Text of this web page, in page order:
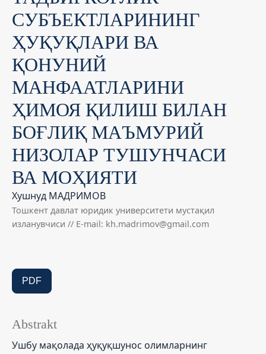
СУБЪЕКТЛАРИНИНГ
ҲУҚУҚЛАРИ ВА
ҚОНУНИЙ
МАНФААТЛАРИНИ
ҲИМОЯ ҚИЛИШ БИЛАН
БОҒЛИҚ МАЪМУРИЙ
НИЗОЛАР ТУШУНЧАСИ
ВА МОҲИЯТИ
Хушнуд МАДРИМОВ
Тошкент давлат юридик университети мустақил
изланувчиси // E-mail: kh.madrimov@gmail.com
PDF
Abstrakt
Ушбу мақолада ҳуқуқшунос олимларнинг